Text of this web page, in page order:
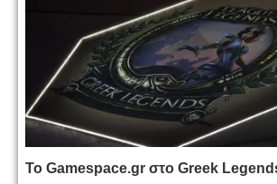
Το Gamespace.gr στο Greek